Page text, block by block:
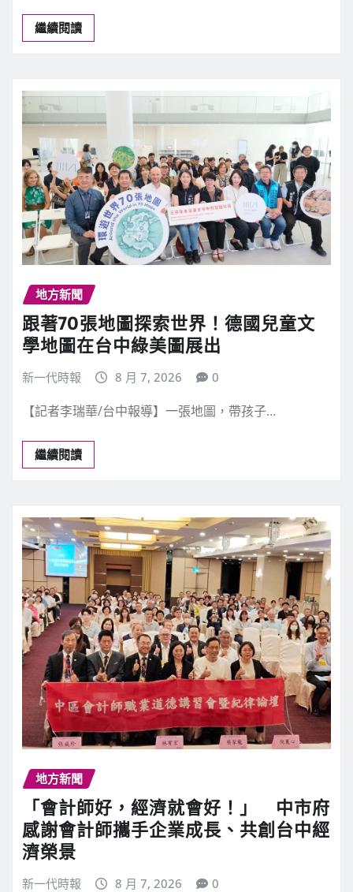
繼續閱讀
地方新聞
跟著70張地圖探索世界！德國兒童文
學地圖在台中綠美圖展出
新一代時報 8 月 7, 2026 0
【記者李瑞華/台中報導】一張地圖，帶孩子…
繼續閱讀
地方新聞
「會計師好，經濟就會好！」 中市府
感謝會計師攜手企業成長、共創台中經
濟榮景
新一代時報 8 月 7, 2026 0